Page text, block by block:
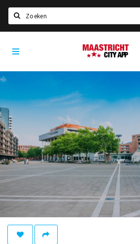
Home
Agenda
Party pics
Nieuws, interviews & blogs
Eten
Drinken
Slapen
Recreatief
Winkels
Winkelgebieden
Maastricht
City